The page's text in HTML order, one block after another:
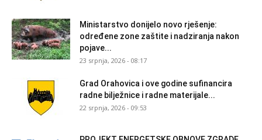
Ministarstvo donijelo novo rješenje:
određene zone zaštite i nadziranja nakon
pojave...
23 srpnja, 2026 - 08:17
Grad Orahovica i ove godine sufinancira
radne bilježnice i radne materijale...
22 srpnja, 2026 - 09:53